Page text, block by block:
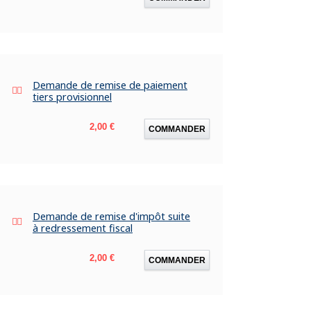
Demande de remise de paiement
tiers provisionnel
Prix
2,00 € COMMANDER
Demande de remise d'impôt suite
à redressement fiscal
Prix
2,00 € COMMANDER